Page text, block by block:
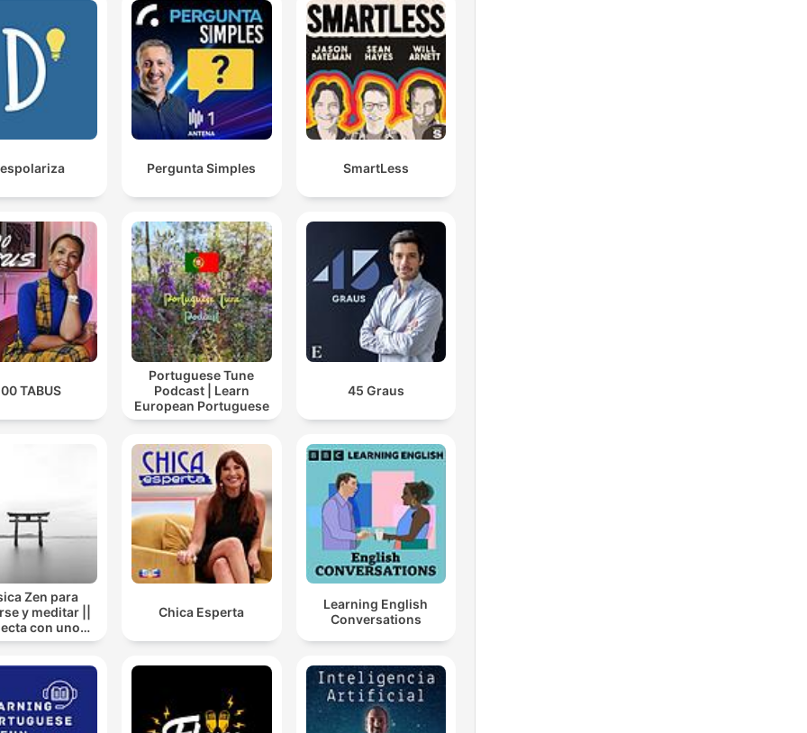
Pergunta Simples SmartLess
TABUS
Portuguese Tune
Podcast | Learn
European Portuguese
45 Graus
Zen para
y meditar ||
con uno
mismo
Chica Esperta
Learning English
Conversations